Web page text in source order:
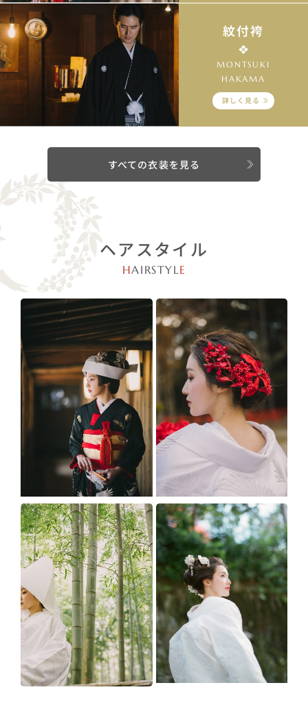
紋付袴
MONTSUKI
HAKAMA
詳しく見る
すべての衣装を見る
ヘアスタイル
HAIRSTYLE